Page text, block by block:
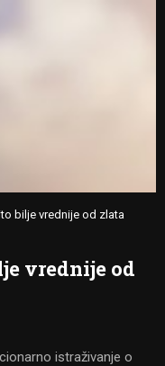
bilje vrednije od zlata
vrednije od
istraživanje o